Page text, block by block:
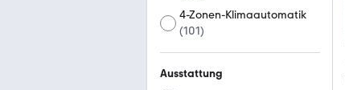
4-Zonen-Klimaautomatik
(101)
Ausstattung